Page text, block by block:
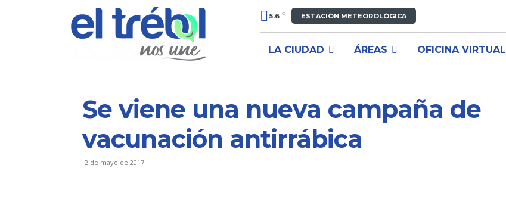
5.6 C ESTACIÓN METEOROLÓGICA
LA CIUDAD ÁREAS OFICINA VIRTUAL
Se viene una nueva campaña de
vacunación antirrábica
2 de mayo de 2017